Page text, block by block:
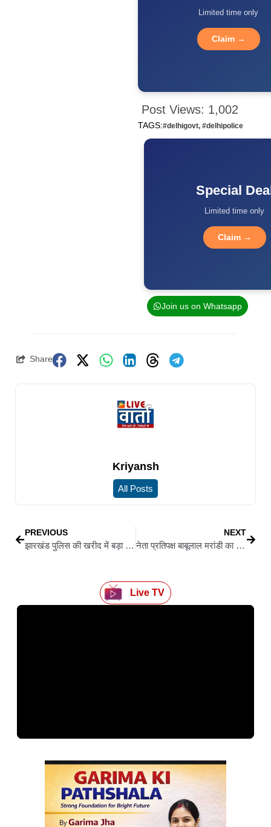
Limited time only
Claim →
Post Views: 1,002
TAGS:#delhigovt, #delhipolice
Special
Limited time only
Claim →
Join us on Whatsapp
Share
Kriyansh
All Posts
PREVIOUS
झारखंड पुलिस की खरीद में बड़ा घोटाला, 10 लाख की एक्स-रे मशीन 24 लाख में खरीदी
NEXT
नेता प्रतिपक्ष बाबूलाल मरांडी का बड़ा हमला: कहा- हेमंत सरकार घोटालों की ‘गिनीज बुक’ में नाम दर्ज कराने को आतुर
Live TV